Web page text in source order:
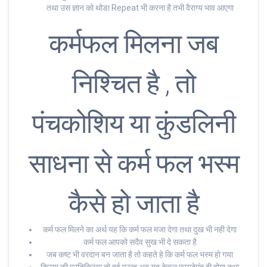
तथा उस ज्ञान को थोडा Repeat भी करना है तभी वैराग्य भाव आएगा
कर्मफल मिलना जब
निश्चित है , तो
पंचकोशिय या कुंडलिनी
साधना से कर्म फल भस्म
कैसे हो जाता है
कर्म फल मिलने का अर्थ यह कि कर्म फल मजा देगा तथा दुख भी नही देगा
कर्म फल आपको सदैव सुख भी दे सकता है
जब कष्ट भी वरदान बन जाता है तो कहते हे कि कर्म फल भस्म हो गया